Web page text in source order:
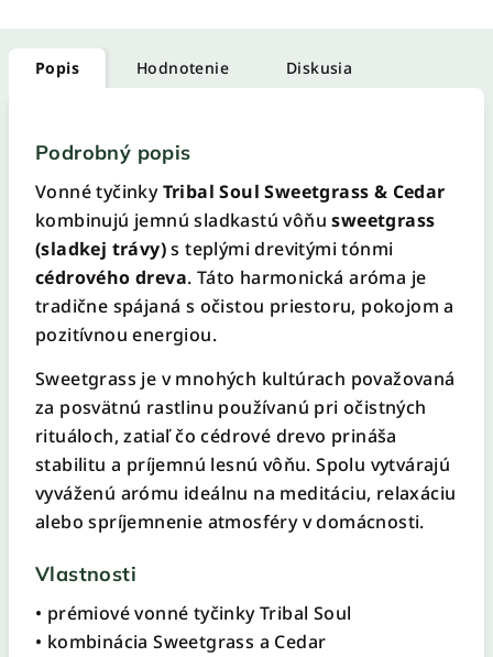
Popis Hodnotenie Diskusia
Podrobný popis
Vonné tyčinkyTribal Soul Sweetgrass & Cedar
kombinujú jemnú sladkastú vôňusweetgrass
(sladkej trávy)s teplými drevitými tónmi
cédrového dreva. Táto harmonická aróma je
tradične spájaná s očistou priestoru, pokojom a
pozitívnou energiou.
Sweetgrass je v mnohých kultúrach považovaná
za posvätnú rastlinu používanú pri očistných
rituáloch, zatiaľ čo cédrové drevo prináša
stabilitu a príjemnú lesnú vôňu. Spolu vytvárajú
vyváženú arómu ideálnu na meditáciu, relaxáciu
alebo spríjemnenie atmosféry v domácnosti.
Vlastnosti
• prémiové vonné tyčinky Tribal Soul
• kombinácia Sweetgrass a Cedar